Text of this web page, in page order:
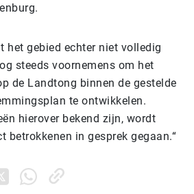
het gebied echter niet volledig
steeds voornemens om het
de Landtong binnen de gestelde
te ontwikkelen.
hierover bekend zijn, wordt
betrokkenen in gesprek gegaan.“